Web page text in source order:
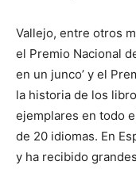
Vallejo, entre otros
el Premio Nacional
en un junco’ y el
la historia de los
ejemplares en todo
de 20 idiomas. En
y ha recibido